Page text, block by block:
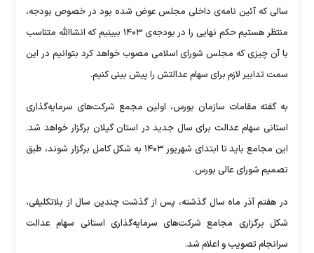
سالی که آئین نامه‌ی داخلی مجلس عوض شده بود در خصوص بودجه،
منتظر هستیم حکم نهایی را در بودجه‌ی ۱۴۰۳ ببینیم که انشاالله متناسب
با آن چیزی که مجلس شورای اسلامی مصوب خواهد کرد بتوانیم در این
سمت تدابیر لازم برای سهام عدالتش را پیش بینی کنیم.
به گفته مقامات سازمان بورس، اولین مجمع شرکت‌های سرمایه‌گذاری
استانی سهام عدالت برای سال جدید در استان گیلان برگزار خواهد شد.
این مجامع باید تا ابتدای شهریور ۱۴۰۳ به شکل کامل برگزار شوند، طبق
تصمیم شورای عالی بورس.
در هفتم آذر ماه سال گذشته، پس از گذشت چندین سال از بلاتکلیفی،
شکل برگزاری مجامع شرکت‌های سرمایه‌گذاری استانی سهام عدالت
سرانجام تصویب و اعلام شد.